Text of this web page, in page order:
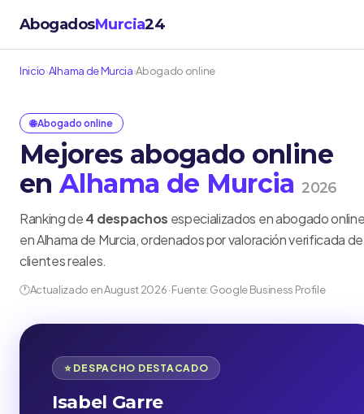
AbogadosMurcia24
Inicio›Alhama de Murcia›Abogado online
🌐 Abogado online
Mejores abogado online
enAlhama de Murcia 2026
Ranking de4 despachos especializados en abogado
en Alhama de Murcia, ordenados por valoración verificada de
clientes reales.
🕐Actualizado en August 2026 · Fuente: Google Business Profile
⭐ DESPACHO DESTACADO
Isabel Garre